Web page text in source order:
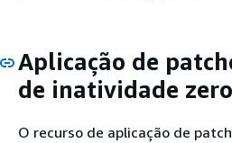
Aplicação de
de inatividade zero
O recurso de aplicação de